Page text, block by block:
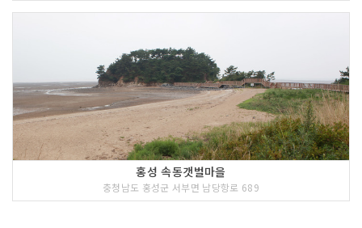
홍성 속동갯벌마을
충청남도 홍성군 서부면 남당항로 689